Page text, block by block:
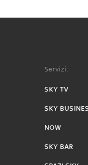
Servizi:
SKY TV
SKY
NOW
SKY BAR